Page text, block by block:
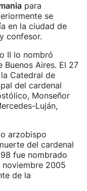
para
se
en la ciudad de
confesor.
II lo nombró
Aires. El 27
Catedral de
del cardenal
Monseñor
Luján,
arzobispo
del cardenal
fue nombrado
noviembre 2005
de la